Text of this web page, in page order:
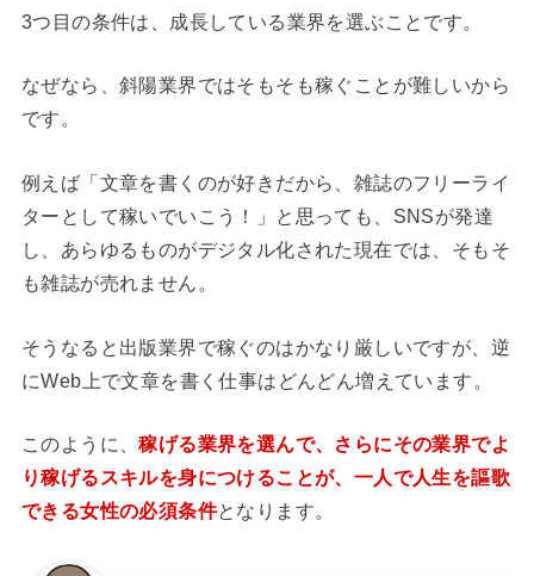
3つ目の条件は、成長している業界を選ぶことです。
なぜなら、斜陽業界ではそもそも稼ぐことが難しいから
です。
例えば「文章を書くのが好きだから、雑誌のフリーライ
ターとして稼いでいこう！」と思っても、SNSが発達
し、あらゆるものがデジタル化された現在では、そもそ
も雑誌が売れません。
そうなると出版業界で稼ぐのはかなり厳しいですが、逆
にWeb上で文章を書く仕事はどんどん増えています。
このように、稼げる業界を選んで、さらにその業界でよ
り稼げるスキルを身につけることが、一人で人生を謳歌
できる女性の必須条件となります。